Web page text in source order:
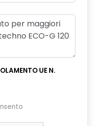
UE N.